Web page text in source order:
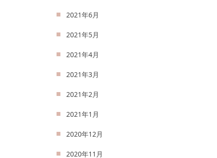
2021年6月
2021年5月
2021年4月
2021年3月
2021年2月
2021年1月
2020年12月
2020年11月